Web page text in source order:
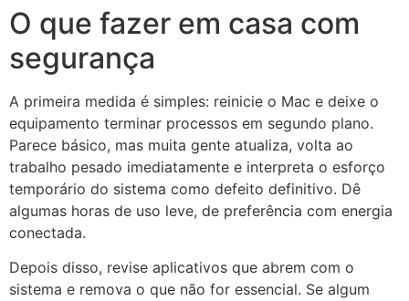
O que fazer em casa com
segurança
A primeira medida é simples: reinicie o Mac e deixe o
equipamento terminar processos em segundo plano.
Parece básico, mas muita gente atualiza, volta ao
trabalho pesado imediatamente e interpreta o esforço
temporário do sistema como defeito definitivo. Dê
algumas horas de uso leve, de preferência com energia
conectada.
Depois disso, revise aplicativos que abrem com o
sistema e remova o que não for essencial. Se algum